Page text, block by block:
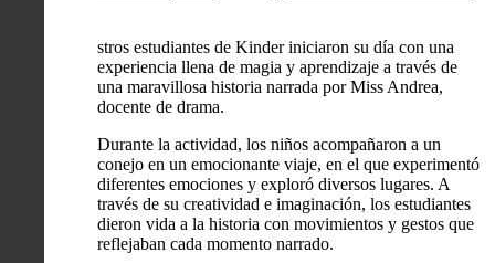
stros estudiantes de Kinder iniciaron su día con una
experiencia llena de magia y aprendizaje a través de
una maravillosa historia narrada por Miss Andrea,
docente de drama.
Durante la actividad, los niños acompañaron a un
conejo en un emocionante viaje, en el que experimentó
diferentes emociones y exploró diversos lugares. A
través de su creatividad e imaginación, los estudiantes
dieron vida a la historia con movimientos y gestos que
reflejaban cada momento narrado.